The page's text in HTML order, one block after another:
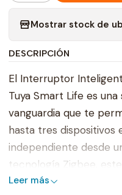
Mostrar stock de
DESCRIPCIÓN
El Interruptor
Tuya Smart Life es
vanguardia que te
hasta tres dispositivos
independiente desde
tecnología Zigbee,
conectividad más
Leer más